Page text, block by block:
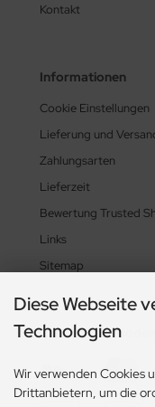
Kontakt
Informationen
Cookie Einstellungen
Lieferung und
Zahlungsarten
Lieferzeit
Bewertung Trusted
Links
Sitemap
Zahlungsmethoden
Diese Webseite
Technologien
Wir verwenden Cookies
Drittanbietern, um die